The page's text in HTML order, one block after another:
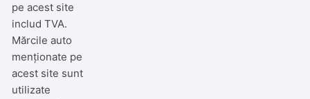
pe acest site
includ TVA.
Mărcile auto
menționate pe
acest site sunt
utilizate